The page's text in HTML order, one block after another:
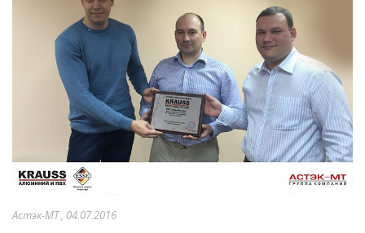
Астэк-МТ , 04.07.2016